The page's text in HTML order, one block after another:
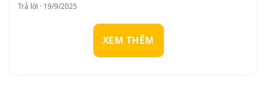
Trả lời · 19/9/2025
XEM THÊM